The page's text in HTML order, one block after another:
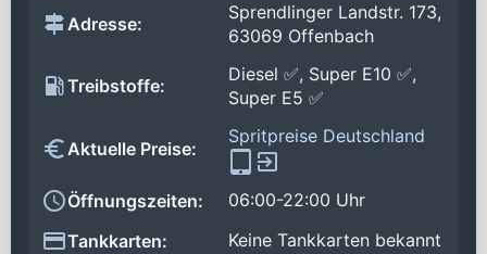
Adresse:
Sprendlinger Landstr. 173,
63069 Offenbach
Treibstoffe:
Diesel ✅, Super E10 ✅,
Super E5 ✅
Aktuelle Preise:
Spritpreise Deutschland
Öffnungszeiten:
06:00-22:00 Uhr
Tankkarten:
Keine Tankkarten bekannt